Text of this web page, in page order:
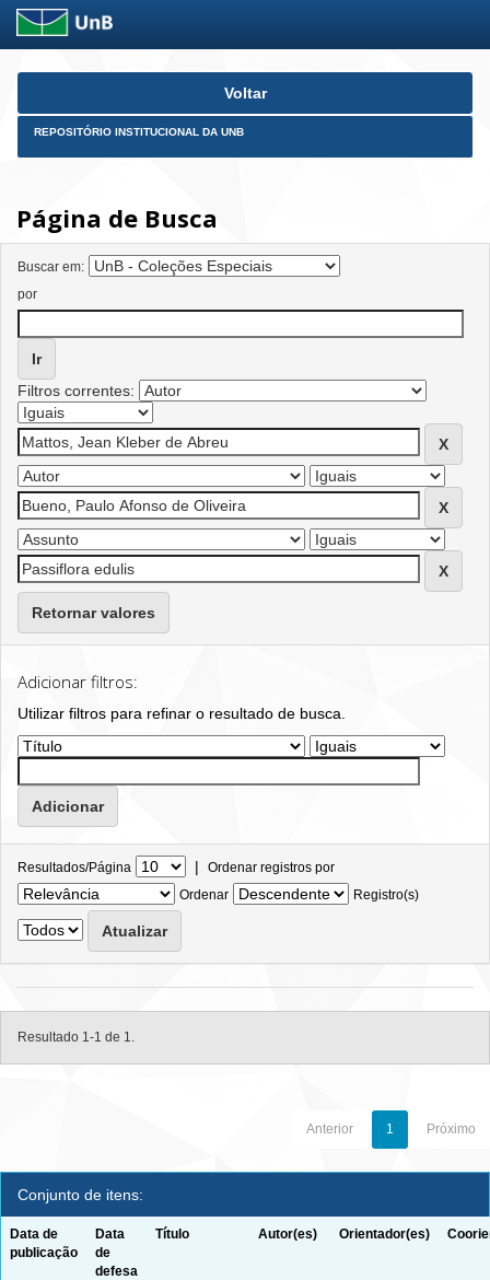
Skip
Voltar
REPOSITÓRIO INSTITUCIONAL DA UNB
Página de Busca
Buscar em:
por
Filtros correntes:
Retornar valores
Adicionar filtros:
Utilizar filtros para refinar o resultado de busca.
Resultados/Página | Ordenar registros por
Ordenar
Registro(s)
Resultado 1-1 de 1.
Anterior 1 Próximo
Conjunto de itens:
Data de
publicação
Data
de
defesa
Título Autor(es) Orientador(es)